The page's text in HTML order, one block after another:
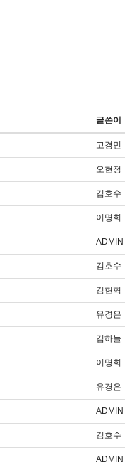
글쓴이
고경민
오현정
김호수
이명희
ADMIN
김호수
김현혁
유경은
김하늘
이명희
유경은
ADMIN
김호수
ADMIN